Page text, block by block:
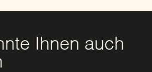
Ihnen auch